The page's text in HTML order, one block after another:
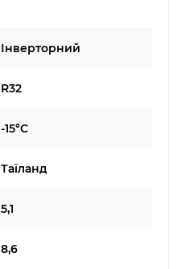
Інверторний
R32
-15°C
Таїланд
5,1
8,6